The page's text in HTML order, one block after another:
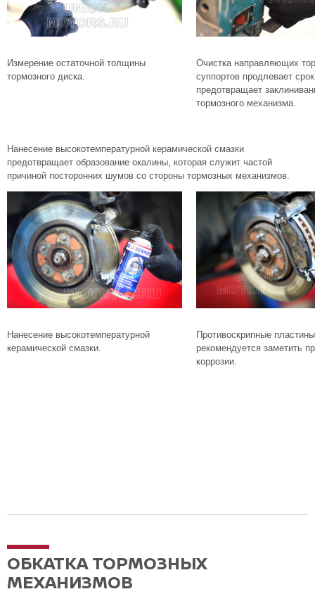
Измерение остаточной толщины
тормозного диска.
Очистка направляющих
суппортов продлевает
предотвращает
тормозного механизма.
Нанесение высокотемпературной керамической смазки
предотвращает образование окалины, которая служит частой
причиной посторонних шумов со стороны тормозных механизмов.
Нанесение высокотемпературной
керамической смазки.
Противоскрипные пластины
рекомендуется заметить
коррозии.
ОБКАТКА ТОРМОЗНЫХ
МЕХАНИЗМОВ